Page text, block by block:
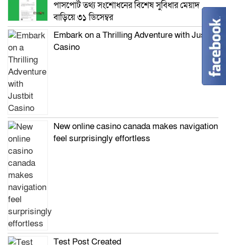
পাসপোর্ট তথ্য সংশোধনের বিশেষ সুবিধার মেয়াদ
বাড়িয়ে ৩১ ডিসেম্বর
Embark on a Thrilling Adventure with Justbit
Casino
New online casino canada makes navigation
feel surprisingly effortless
Test Post Created